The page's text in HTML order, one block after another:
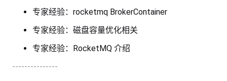
专家经验：rocketmq BrokerContainer
专家经验：磁盘容量优化相关
专家经验：RocketMQ 介绍
---------------